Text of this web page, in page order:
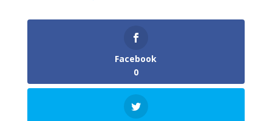
Facebook
0